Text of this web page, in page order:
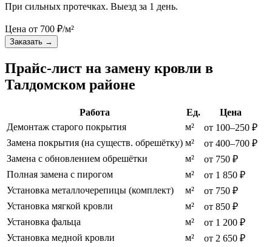
При сильных протечках. Выезд за 1 день.
Цена от 700 ₽/м²
Заказать →
Прайс-лист на замену кровли в
Талдомском районе
Работа Ед.
Цена
Демонтаж старого покрытия
м²
от 100–250 ₽
Замена покрытия (на существ. обрешётку) м²
от 400–700 ₽
Замена с обновлением обрешётки
м²
от 750 ₽
Полная замена с пирогом
м²
от 1 850 ₽
Установка металлочерепицы (комплект)
м²
от 750 ₽
Установка мягкой кровли
м²
от 850 ₽
Установка фальца
м²
от 1 200 ₽
Установка медной кровли
м²
от 2 650 ₽